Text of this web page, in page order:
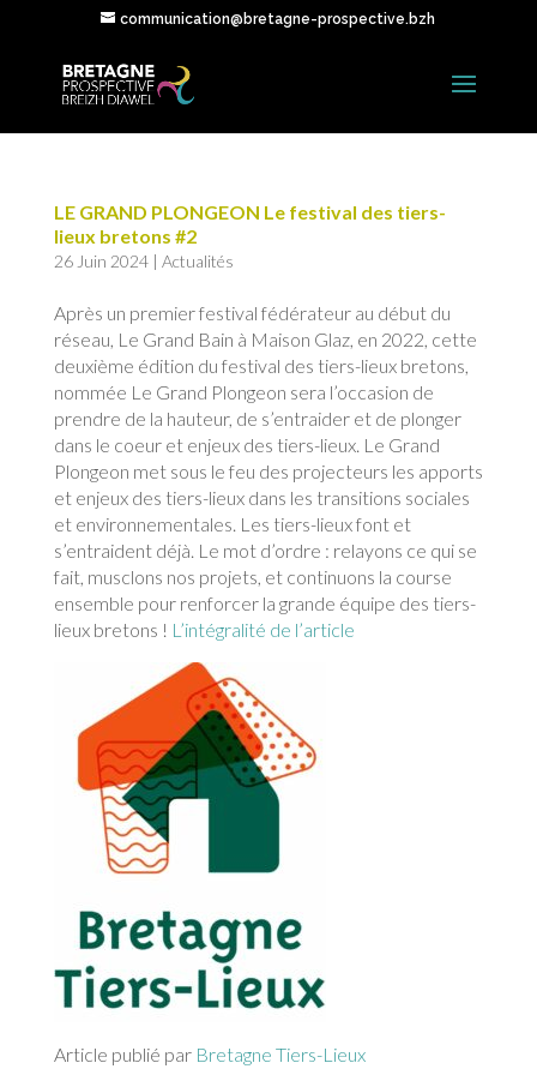
communication@bretagne-prospective.bzh
LE GRAND PLONGEON Le festival des tiers-
lieux bretons #2
26 Juin 2024| Actualités
Après un premier festival fédérateur au début du
réseau, Le Grand Bain à Maison Glaz, en 2022, cette
deuxième édition du festival des tiers-lieux bretons,
nommée Le Grand Plongeon sera l’occasion de
prendre de la hauteur, de s’entraider et de plonger
dans le coeur et enjeux des tiers-lieux. Le Grand
Plongeon met sous le feu des projecteurs les apports
et enjeux des tiers-lieux dans les transitions sociales
et environnementales. Les tiers-lieux font et
s’entraident déjà. Le mot d’ordre : relayons ce qui se
fait, musclons nos projets, et continuons la course
ensemble pour renforcer la grande équipe des tiers-
lieux bretons ! L’intégralité de l’article
Article publié par Bretagne Tiers-Lieux